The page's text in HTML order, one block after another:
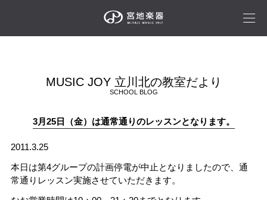
MUSIC JOY 立川北の教室だより
SCHOOL BLOG
3月25日（金）は通常通りのレッスンとなります。
2011.3.25
本日は第4グループの計画停電が中止となりましたので、通
常通りレッスン実施させていただきます。